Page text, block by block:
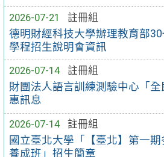
2026-07-21
註冊組
德明財經科技大學辦理教育部
學程招生說明會資訊
2026-07-14
註冊組
財團法人語言訓練測驗中心「
惠訊息
2026-07-14
註冊組
國立臺北大學「【臺北】第一期
養成班」招生簡章